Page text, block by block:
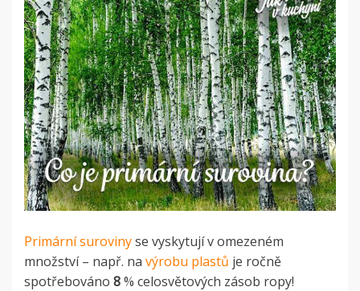
Primární surovinyse vyskytují v omezeném
množství – např. na výrobu plastů je ročně
spotřebováno 8% celosvětových zásob ropy!